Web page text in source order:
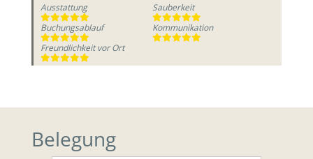
Ausstattung
Sauberkeit
Buchungsablauf
Kommunikation
Freundlichkeit vor Ort
Belegung